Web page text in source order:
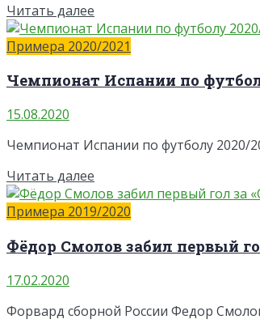
Читать далее
Примера 2020/2021
Чемпионат Испании по
15.08.2020
Чемпионат Испании по футболу 2020/
Читать далее
Примера 2019/2020
Фёдор Смолов забил первый
17.02.2020
Форвард сборной России Федор